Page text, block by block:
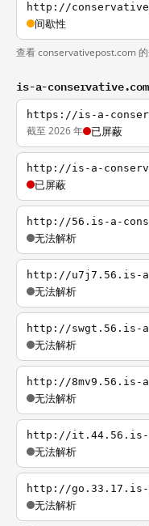
http://
间歇性
查看 conservativepost.com
is-a-conservative.com
https://is-a-
截至 2026 年 已屏蔽
http://is-a-
已屏蔽
http://56.is-a-
无法解析
http://u7j7.56.is-
无法解析
http://swgt.56.is-
无法解析
http://8mv9.56.is-
无法解析
http://it.44.56.is-
无法解析
http://go.33.17.is-
无法解析